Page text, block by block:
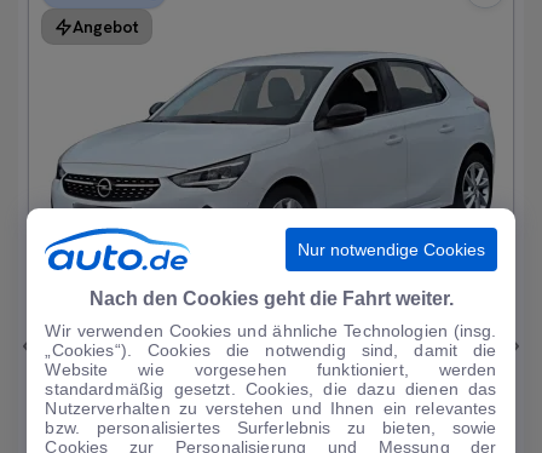
Angebot
|19
Opel Corsa
Elegance 1.2T*Autom LED R-Kam Tempo Blueto...
33.297 km· 07/2023· Benzin·Automatik
Nur notwendige Cookies
Nach den Cookies geht die Fahrt weiter.
Wir verwenden Cookies und ähnliche Technologien (insg.
„Cookies“). Cookies die notwendig sind, damit die
Website wie vorgesehen funktioniert, werden
standardmäßig gesetzt. Cookies, die dazu dienen das
Nutzerverhalten zu verstehen und Ihnen ein relevantes
bzw. personalisiertes Surferlebnis zu bieten, sowie
Cookies zur Personalisierung und Messung der